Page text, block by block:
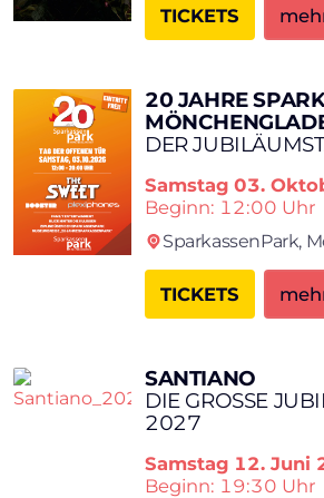
TICKETS
20 JAHRE
DER
Samstag 03.
Beginn: 12:00 Uhr
SparkassenPark,
TICKETS
SANTIANO
DIE GROSSE
027
Samstag 12. Juni
Beginn: 19:30 Uhr